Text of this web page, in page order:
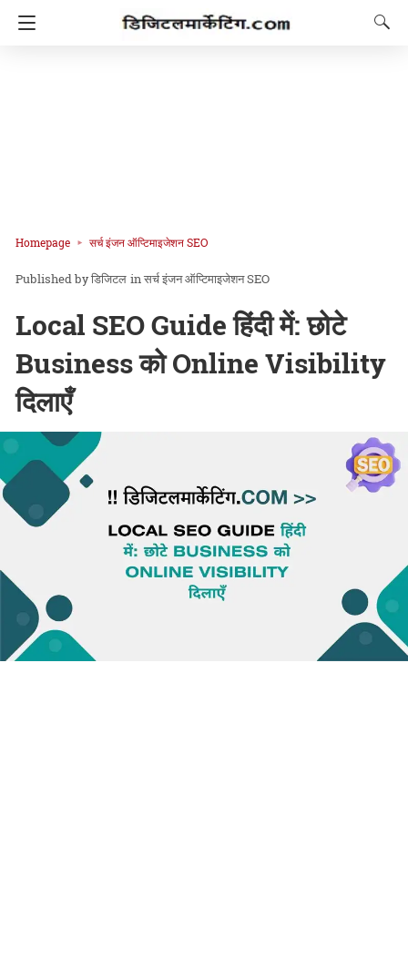
Homepage सर्च इंजन ऑप्टिमाइजेशन SEO
डिजिटल inसर्च इंजन ऑप्टिमाइजेशन SEO
Local SEO Guide हिंदी में: छोटे
Business को Online Visibility
दिलाएँ